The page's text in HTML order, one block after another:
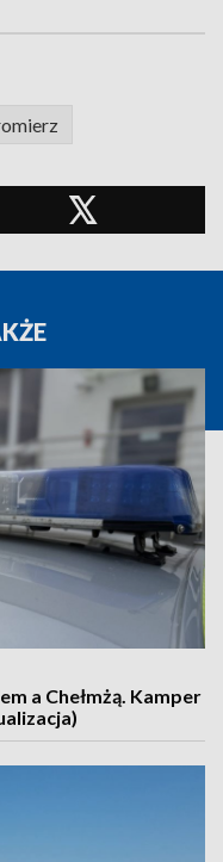
a Chełmżą. Kamper